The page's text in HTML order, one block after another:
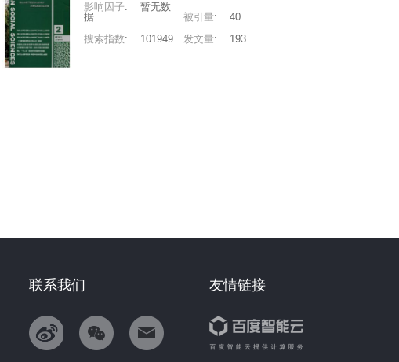
影响因子:
暂无数
据
被引量:
40
搜索指数: 101949 发文量: 193
友情链接
联系我们